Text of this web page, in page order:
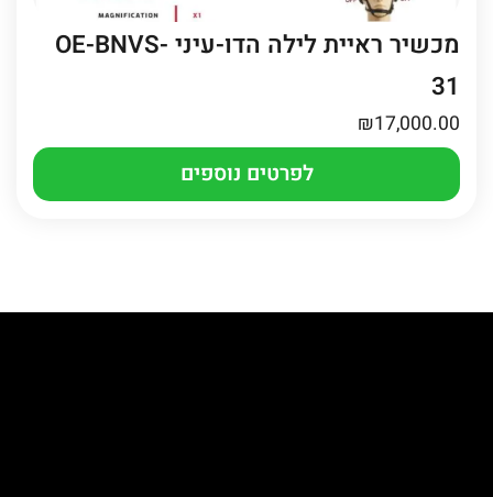
מכשיר ראיית לילה הדו-עיני OE-BNVS-
31
₪17,000.00
לפרטים נוספים